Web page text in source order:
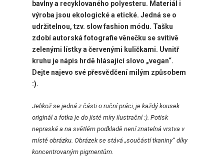
bavlny a recyklovaného polyesteru. Materiál i
výroba jsou ekologické a etické. Jedná se o
udržitelnou, tzv. slow fashion módu. Tašku
zdobíautorská fotografie věnečku se svítivě
zelenými lístky a červenými kuličkami. Uvnitř
kruhu je nápis hrdě hlásající slovo „vegan“.
Dejte najevo své přesvědčení milým způsobem
:).
Jelikož se jedná z části o ruční práci, je každý kousek
originál a fotka je do jisté míry ilustrační :). Potisk
nepraská a na světlém podkladě není znatelná vrstva v
místě obrázku. Obrázek se stává „součástí tkaniny“ díky
koncentrovaným pigmentům.